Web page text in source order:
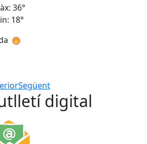
36°
18°
Següent
digital